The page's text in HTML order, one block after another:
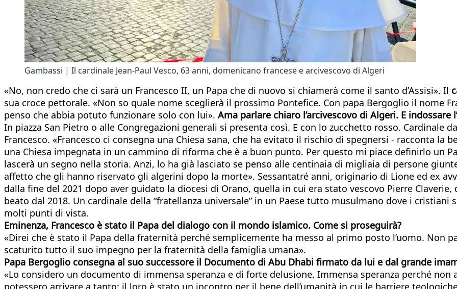
Gambassi | Il cardinale Jean-Paul Vesco, 63 anni, domenicano francese e arcivescovo di Algeri
«No, non credo che ci sarà un Francesco II, un Papa che di nuovo si chiamerà come il santo d’Assisi». Il
sua croce pettorale. «Non so quale nome sceglierà il prossimo Pontefice. Con papa Bergoglio il nome
penso che abbia potuto funzionare solo con lui». Ama parlare chiaro l’arcivescovo di Algeri. E
In piazza San Pietro o alle Congregazioni generali si presenta così. E con lo zucchetto rosso. Cardinale
Francesco. «Francesco ci consegna una Chiesa sana, che ha evitato il rischio di spegnersi - racconta la
una Chiesa impegnata in un cammino di riforma che è a buon punto. Per questo mi piace definirlo un
lascerà un segno nella storia. Anzi, lo ha già lasciato se penso alle centinaia di migliaia di persone
affetto che gli hanno riservato gli algerini dopo la morte». Sessantatré anni, originario di Lione ed ex
dalla fine del 2021 dopo aver guidato la diocesi di Orano, quella in cui era stato vescovo Pierre
beato dal 2018. Un cardinale della “fratellanza universale” in un Paese tutto musulmano dove i cristiani
molti punti di vista.
Eminenza, Francesco è stato il Papa del dialogo con il mondo islamico. Come si proseguirà?
«Direi che è stato il Papa della fraternità perché semplicemente ha messo al primo posto l’uomo. Non
scaturito tutto il suo impegno per la fraternità della famiglia umana».
Papa Bergoglio consegna al suo successore il Documento di Abu Dhabi firmato da lui e dal grande
«Lo considero un documento di immensa speranza e di forte delusione. Immensa speranza perché
potessero arrivare a tanto: il loro è stato un incontro per il bene dell’umanità in cui le barriere